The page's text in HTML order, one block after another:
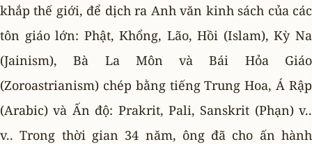
khắp thế giới, để dịch ra Anh văn kinh sách của các
tôn giáo lớn: Phật, Khổng, Lão, Hồi (Islam), Kỳ Na
(Jainism), Bà La Môn và Bái Hỏa Giáo
(Zoroastrianism) chép bằng tiếng Trung Hoa, Á Rập
(Arabic) và Ấn độ: Prakrit, Pali, Sanskrit (Phạn) v..
v.. Trong thời gian 34 năm, ông đã cho ấn hành